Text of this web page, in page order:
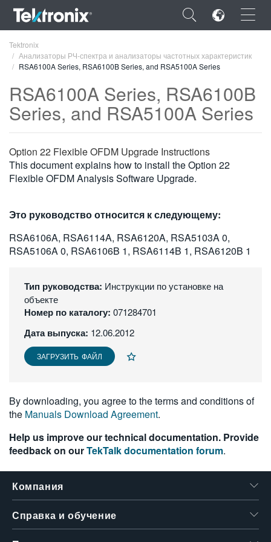
×
ENGLISH
DEUTSCH
简体中文
日本語
한국어
繁體中文
Tektronix
Анализаторы РЧ-спектра и анализаторы частотных характеристик
RSA6100A Series, RSA6100B Series, and RSA5100A Series
RSA6100A Series, RSA6100B
Series, and RSA5100A Series
Option 22 Flexible OFDM Upgrade Instructions
This document explains how to install the Option 22
Flexible OFDM Analysis Software Upgrade.
Это руководство относится к следующему:
RSA6106A, RSA6114A, RSA6120A, RSA5103A 0,
RSA5106A 0, RSA6106B 1, RSA6114B 1, RSA6120B 1
Тип руководства: Инструкции по установке на
объекте
Номер по каталогу: 071284701
Дата выпуска: 12.06.2012
ЗАГРУЗИТЬ ФАЙЛ
By downloading, you agree to the terms and conditions of
the Manuals Download Agreement.
Help us improve our technical documentation. Provide
feedback on ourTekTalk documentation forum.
Компания
Справка и обучение